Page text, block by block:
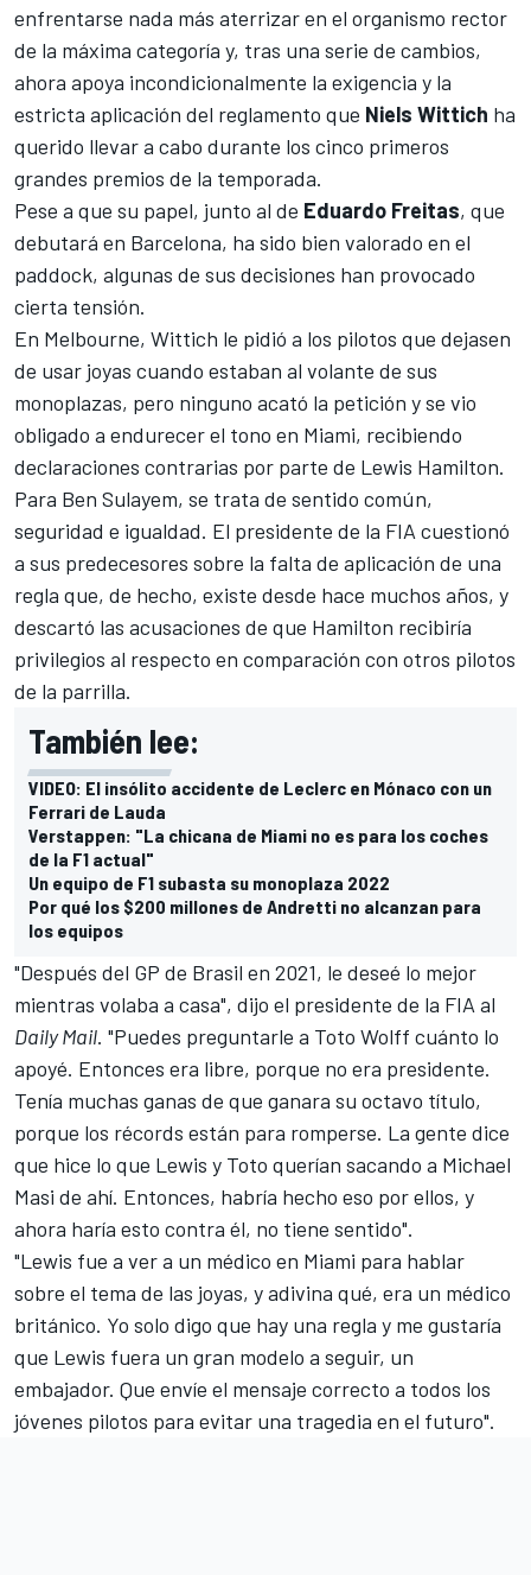
enfrentarse nada más aterrizar en el organismo rector
de la máxima categoría y, tras una serie de cambios,
ahora apoya incondicionalmente la exigencia y la
estricta aplicación del reglamento que Niels Wittich ha
querido llevar a cabo durante los cinco primeros
grandes premios de la temporada.
Pese a que su papel, junto al de Eduardo Freitas, que
debutará en Barcelona, ha sido bien valorado en el
paddock, algunas de sus decisiones han provocado
cierta tensión.
En Melbourne, Wittich le pidió a los pilotos que dejasen
de usar joyas cuando estaban al volante de sus
monoplazas, pero ninguno acató la petición y se vio
obligado a endurecer el tono en Miami, recibiendo
declaraciones contrarias por parte de Lewis Hamilton.
Para Ben Sulayem, se trata de sentido común,
seguridad e igualdad. El presidente de la FIA cuestionó
a sus predecesores sobre la falta de aplicación de una
regla que, de hecho, existe desde hace muchos años, y
descartó las acusaciones de que Hamilton recibiría
privilegios al respecto en comparación con otros pilotos
de la parrilla.
También lee:
VIDEO: El insólito accidente de Leclerc en Mónaco con un
Ferrari de Lauda
Verstappen: "La chicana de Miami no es para los coches
de la F1 actual"
Un equipo de F1 subasta su monoplaza 2022
Por qué los $200 millones de Andretti no alcanzan para
los equipos
"Después del GP de Brasil en 2021, le deseé lo mejor
mientras volaba a casa", dijo el presidente de la FIA al
Daily Mail. "Puedes preguntarle a Toto Wolff cuánto lo
apoyé. Entonces era libre, porque no era presidente.
Tenía muchas ganas de que ganara su octavo título,
porque los récords están para romperse. La gente dice
que hice lo que Lewis y Toto querían sacando a Michael
Masi de ahí. Entonces, habría hecho eso por ellos, y
ahora haría esto contra él, no tiene sentido".
"Lewis fue a ver a un médico en Miami para hablar
sobre el tema de las joyas, y adivina qué, era un médico
británico. Yo solo digo que hay una regla y me gustaría
que Lewis fuera un gran modelo a seguir, un
embajador. Que envíe el mensaje correcto a todos los
jóvenes pilotos para evitar una tragedia en el futuro".